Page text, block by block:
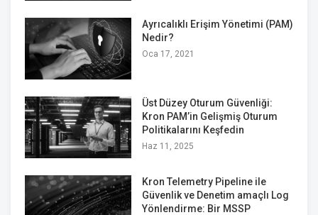
Ayrıcalıklı Erişim Yönetimi (PAM)
Nedir?
Oca 17, 2021
Üst Düzey Oturum Güvenliği:
Kron PAM’in Gelişmiş Oturum
Politikalarını Keşfedin
Haz 11, 2025
Kron Telemetry Pipeline ile
Güvenlik ve Denetim amaçlı Log
Yönlendirme: Bir MSSP